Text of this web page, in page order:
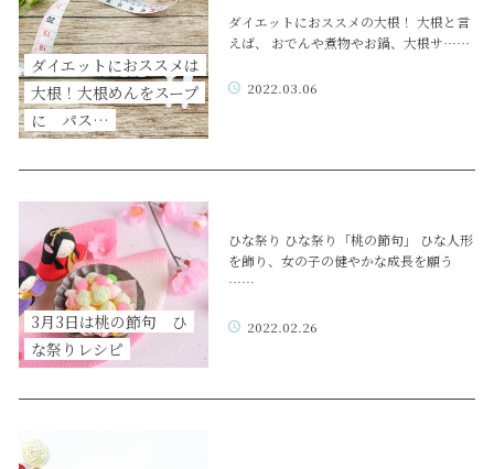
ダイエットにおススメは
大根！大根めんをスープ
に パス…
ダイエットにおススメの大根！ 大根と言
えば、 おでんや煮物やお鍋、大根サ……
2022.03.06
3月3日は桃の節句 ひ
な祭りレシピ
ひな祭り ひな祭り「桃の節句」 ひな人形
を飾り、女の子の健やかな成長を願う
……
2022.02.26